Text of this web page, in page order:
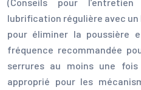
lubrification régulière avec
pour éliminer la poussière
fréquence recommandée
serrures au moins une
approprié pour les